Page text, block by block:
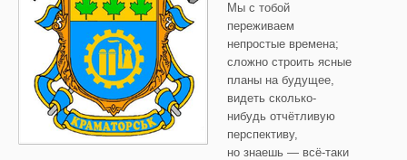
Мы с тобой
переживаем
непростые времена;
сложно строить ясные
планы на будущее,
видеть сколько-
нибудь отчётливую
перспективу,
но знаешь — всё-таки